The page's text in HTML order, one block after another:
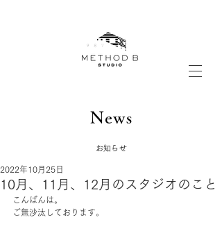
News
​お知らせ
10月、11月、12月のスタジオのこと
2022年10月25日
こんばんは。
ご無沙汰しております。